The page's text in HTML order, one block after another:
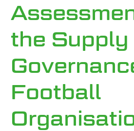
the Supply
Football